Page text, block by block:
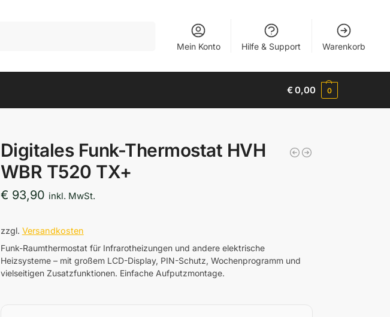
Mein Konto Hilfe & Support Warenkorb
€0,00 0
Digitales Funk-Thermostat HVH
WBR T520 TX+
€ 93,90 inkl. MwSt.
zzgl. Versandkosten
Funk-Raumthermostat für Infrarotheizungen und andere elektrische
Heizsysteme – mit großem LCD-Display, PIN-Schutz, Wochenprogramm und
vielseitigen Zusatzfunktionen. Einfache Aufputzmontage.